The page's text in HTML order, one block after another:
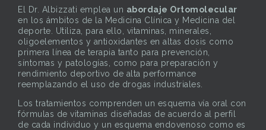
El Dr. Albizzati emplea un abordaje Ortomolecular
en los ámbitos de la Medicina Clínica y Medicina del
deporte. Utiliza, para ello, vitaminas, minerales,
oligoelementos y antioxidantes en altas dosis como
primera línea de terapia tanto para prevención,
síntomas y patologías, como para preparación y
rendimiento deportivo de alta performance
reemplazando el uso de drogas industriales.
Los tratamientos comprenden un esquema vía oral con
fórmulas de vitaminas diseñadas de acuerdo al perfil
de cada individuo y un esquema endovenoso como es